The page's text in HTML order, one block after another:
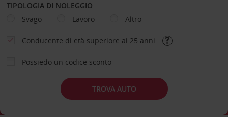
TIPOLOGIA DI NOLEGGIO
Svago
Lavoro Altro
Conducente di età superiore ai 25 anni
Possiedo un codice sconto
TROVA AUTO